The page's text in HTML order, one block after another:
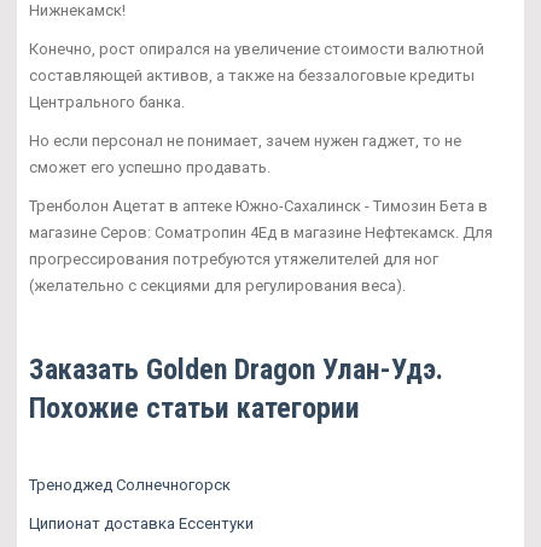
Нижнекамск!
Конечно, рост опирался на увеличение стоимости валютной
составляющей активов, а также на беззалоговые кредиты
Центрального банка.
Но если персонал не понимает, зачем нужен гаджет, то не
сможет его успешно продавать.
Тренболон Ацетат в аптеке Южно-Сахалинск - Tимозин Бета в
магазине Серов: Cоматропин 4Ед в магазине Нефтекамск. Для
прогрессирования потребуются утяжелителей для ног
(желательно с секциями для регулирования веса).
Заказать Golden Dragon Улан-Удэ.
Похожие статьи категории
Треноджед Солнечногорск
Ципионат доставка Ессентуки